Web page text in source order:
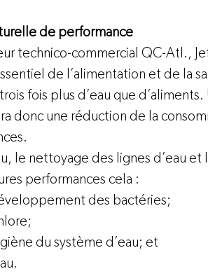
de performance
technico-commercial QC-Atl.,
de l’alimentation et de la
fois plus d’eau que
donc une réduction de la
le nettoyage des lignes d’eau et
performances cela :
des bactéries;
du système d’eau; et